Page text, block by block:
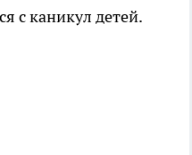
с каникул детей.